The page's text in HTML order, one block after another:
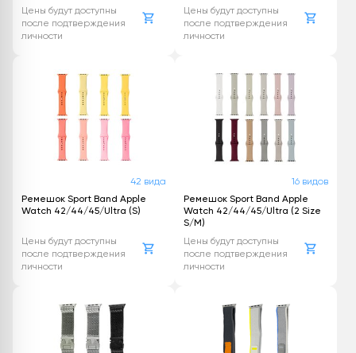
Цены будут доступны
после подтверждения
личности
Цены будут доступны
после подтверждения
личности
42 вида
Ремешок Sport Band Apple
Watch 42/44/45/Ultra (S)
Цены будут доступны
после подтверждения
личности
16 видов
Ремешок Sport Band Apple
Watch 42/44/45/Ultra (2 Size
S/M)
Цены будут доступны
после подтверждения
личности